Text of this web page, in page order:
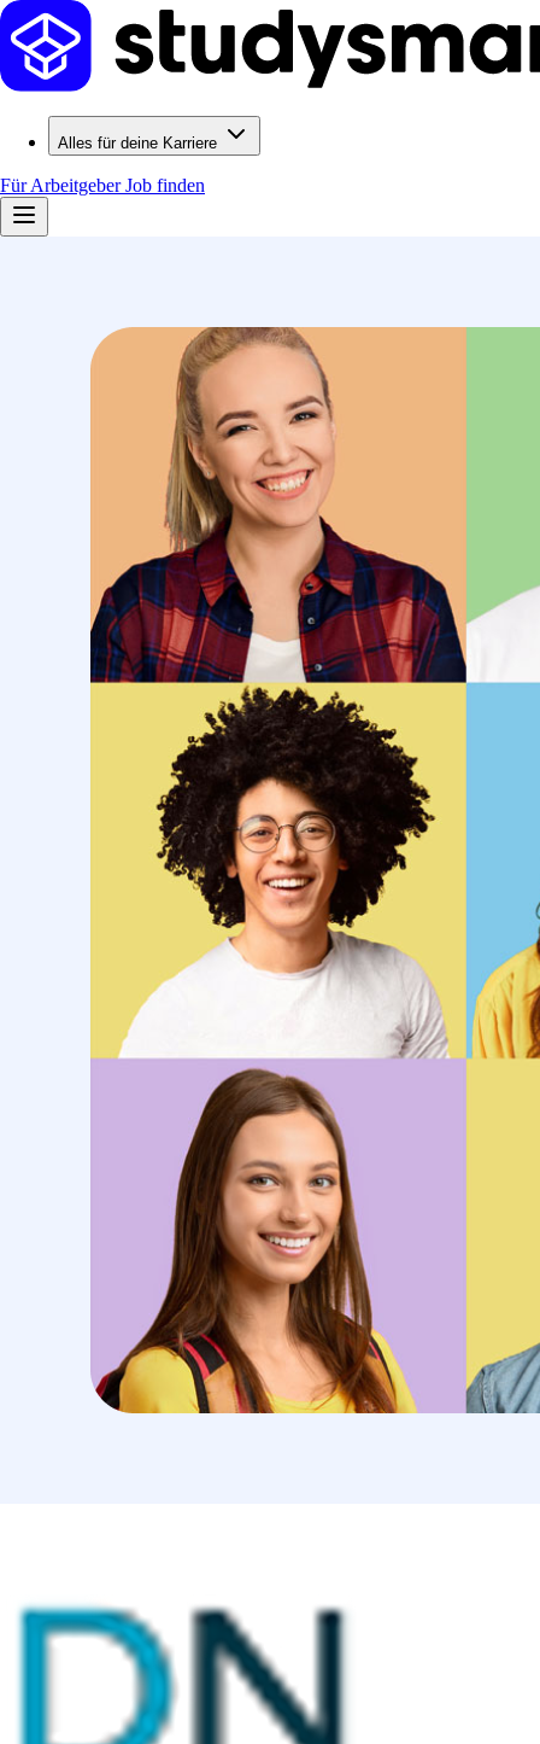
Alles für deine Karriere
Für ArbeitgeberJob finden